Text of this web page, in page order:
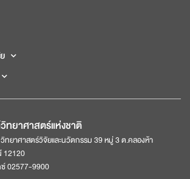
ยาศาสตร์แห่งชาติ
ทยาศาสตร์วิจัยและนวัตกรรม 39 หมู่ 3 ต.คลองห้า
12120
02577-9900